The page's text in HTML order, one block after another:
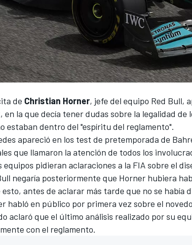
de Christian Horner, jefe del equipo Red Bull,
en la que decía tener dudas sobre la legalidad de
estaban dentro del "espíritu del reglamento".
apareció en los test de pretemporada de
que llamaron la atención de todos los
equipos pidieran aclaraciones a la FIA sobre el
negaría posteriormente que Horner hubiera
esto, antes de aclarar más tarde que no se había
habló en público por primera vez sobre el
aclaró que el último análisis realizado por su
con el reglamento.